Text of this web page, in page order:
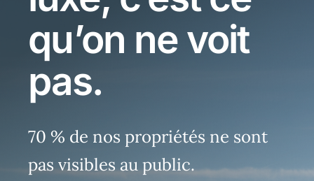
qu’on ne voit
pas.
70 % de nos propriétés ne sont
pas visibles au public.